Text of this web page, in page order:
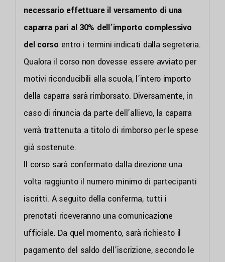
necessario effettuare il versamento di una
caparra pari al 30% dell’importo complessivo
del corso entro i termini indicati dalla segreteria.
Qualora il corso non dovesse essere avviato per
motivi riconducibili alla scuola, l’intero importo
della caparra sarà rimborsato. Diversamente, in
caso di rinuncia da parte dell’allievo, la caparra
verrà trattenuta a titolo di rimborso per le spese
già sostenute.
Il corso sarà confermato dalla direzione una
volta raggiunto il numero minimo di partecipanti
iscritti. A seguito della conferma, tutti i
prenotati riceveranno una comunicazione
ufficiale. Da quel momento, sarà richiesto il
pagamento del saldo dell’iscrizione, secondo le